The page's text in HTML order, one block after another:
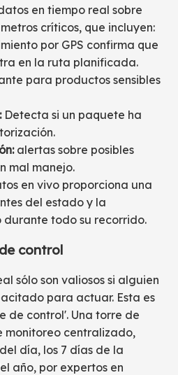
en tiempo real sobre
críticos, que incluyen:
por GPS confirma que
en la ruta planificada.
para productos sensibles
Detecta si un paquete ha
alertas sobre posibles
mal manejo.
en vivo proporciona una
del estado y la
todo su recorrido.
control
sólo son valiosos si alguien
para actuar. Esta es
de control'. Una torre de
monitoreo centralizado,
día, los 7 días de la
año, por expertos en